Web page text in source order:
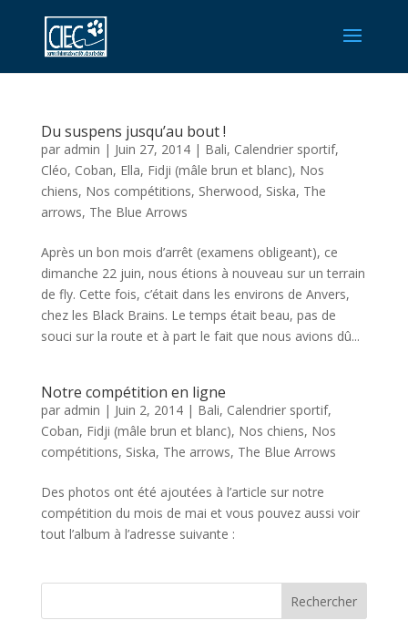
Du suspens jusqu’au bout !
par admin | Juin 27, 2014| Bali, Calendrier sportif,
Cléo, Coban, Ella, Fidji (mâle brun et blanc), Nos
chiens, Nos compétitions, Sherwood, Siska, The
arrows, The Blue Arrows
Après un bon mois d’arrêt (examens obligeant), ce
dimanche 22 juin, nous étions à nouveau sur un terrain
de fly. Cette fois, c’était dans les environs de Anvers,
chez les Black Brains. Le temps était beau, pas de
souci sur la route et à part le fait que nous avions dû...
Notre compétition en ligne
par admin | Juin 2, 2014| Bali, Calendrier sportif,
Coban, Fidji (mâle brun et blanc), Nos chiens, Nos
compétitions, Siska, The arrows, The Blue Arrows
Des photos ont été ajoutées à l’article sur notre
compétition du mois de mai et vous pouvez aussi voir
tout l’album à l’adresse suivante :
Rechercher